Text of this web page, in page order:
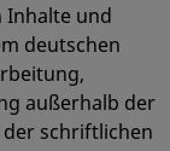
Inhalte und
deutschen
außerhalb der
schriftlichen